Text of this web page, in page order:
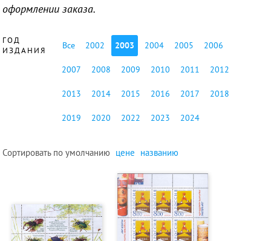
оформлении заказа.
ГОД
ИЗДАНИЯ
Все 2002 2003 2004 2005 2006
2007 2008 2009 2010 2011 2012
2013 2014 2015 2016 2017 2018
2019 2020 2022 2023 2024
Сортировать поумолчанию цене названию